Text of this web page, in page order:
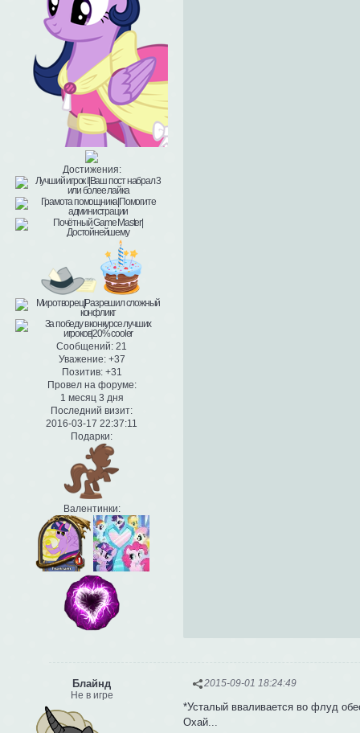
Достижения:
Сообщений: 21
Уважение: +37
Позитив: +31
Провел на форуме:
1 месяц 3 дня
Последний визит:
2016-03-17 22:37:11
Подарки:
Валентинки:
2015-09-01 18:24:49
Блайнд
Не в игре
*Усталый вваливается во флуд
Охай...